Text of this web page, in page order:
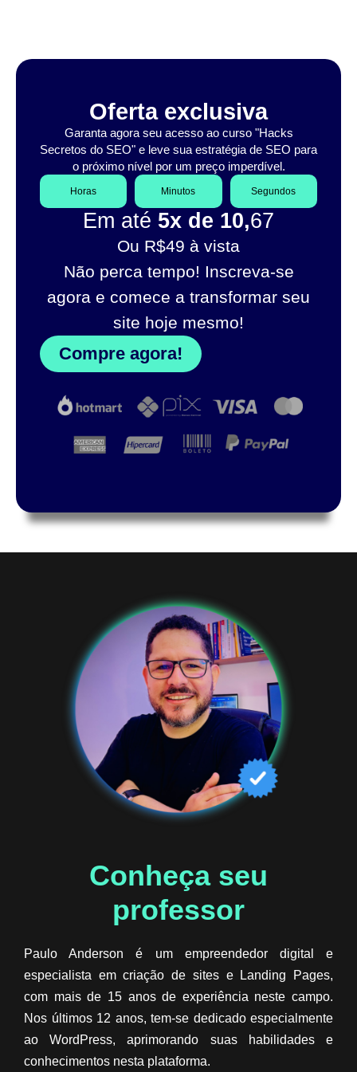
Oferta exclusiva
Garanta agora seu acesso ao curso "Hacks
Secretos do SEO" e leve sua estratégia de SEO para
o próximo nível por um preço imperdível.
Horas Minutos Segundos
Em até 5x de 10,67
Ou R$49 à vista
Não perca tempo! Inscreva-se
agora e comece a transformar seu
site hoje mesmo!
Compre agora!
Conheça seu
professor​
Paulo Anderson é um empreendedor digital e
especialista em criação de sites e Landing Pages,
com mais de 15 anos de experiência neste campo.
Nos últimos 12 anos, tem-se dedicado especialmente
ao WordPress, aprimorando suas habilidades e
conhecimentos nesta plataforma.